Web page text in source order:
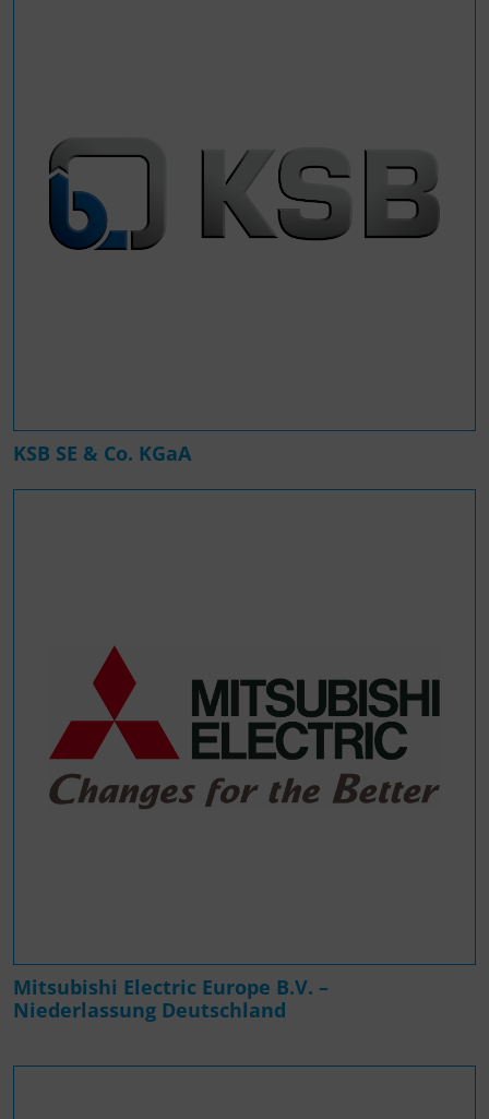
KSB SE & Co. KGaA
Mitsubishi Electric Europe B.V. –
Niederlassung Deutschland